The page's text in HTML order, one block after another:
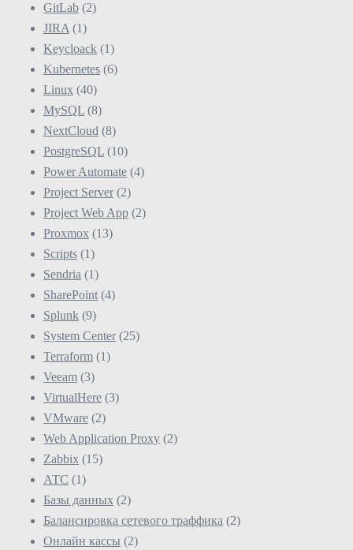
GitLab (2)
JIRA (1)
Keycloack (1)
Kubernetes (6)
Linux (40)
MySQL (8)
NextCloud (8)
PostgreSQL (10)
Power Automate (4)
Project Server (2)
Project Web App (2)
Proxmox (13)
Scripts (1)
Sendria (1)
SharePoint (4)
Splunk (9)
System Center (25)
Terraform (1)
Veeam (3)
VirtualHere (3)
VMware (2)
Web Application Proxy (2)
Zabbix (15)
АТС (1)
Базы данных (2)
Балансировка сетевого траффика (2)
Онлайн кассы (2)